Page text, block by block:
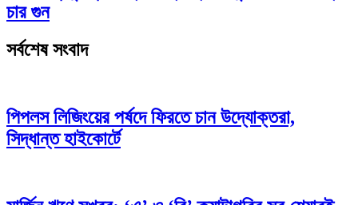
চার গুন
সর্বশেষ সংবাদ
পিপলস লিজিংয়ের পর্ষদে ফিরতে চান উদ্যোক্তরা,
সিদ্ধান্ত হাইকোর্টে